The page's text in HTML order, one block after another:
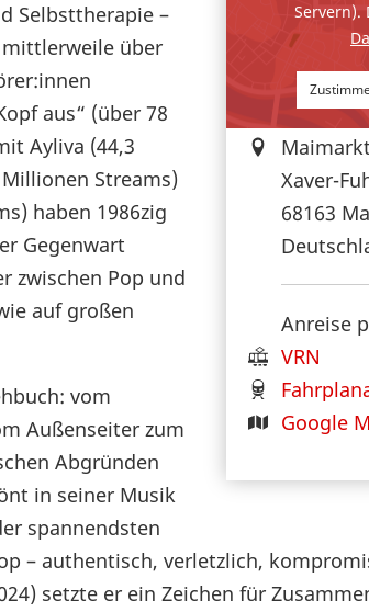
Servern).
Xaver-
68163
Anreise
VRN
Google
Selbsttherapie –
über
aus“ (über 78
Ayliva (44,3
Streams)
haben 1986zig
Gegenwart
zwischen Pop und
auf großen
vom
Außenseiter zum
Abgründen
in seiner Musik
spannendsten
– authentisch, verletzlich,
setzte er ein Zeichen für